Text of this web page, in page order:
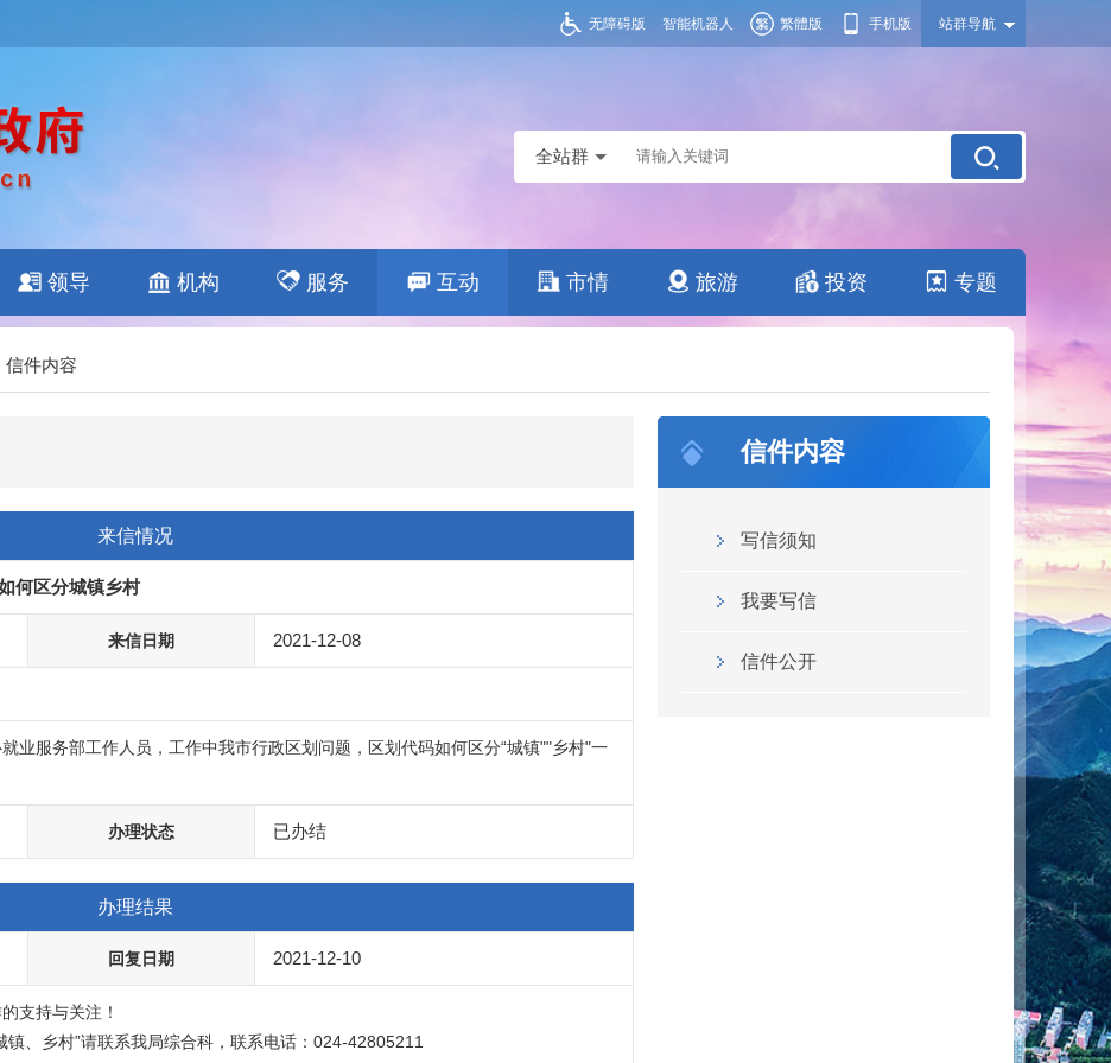
站群导航
无障碍版 智能机器人 繁體版 手机版
领导 机构 服务 互动 市情 旅游 投资 专题
全站群
信件内容
信件内容
写信须知
我要写信
信件公开
来信情况
何区分城镇乡村
来信日期 2021-12-08
业服务部工作人员，工作中我市行政区划问题，区划代码如何区分“城镇""乡村"一
办理状态 已办结
办理结果
回复日期 2021-12-10
支持与关注！
镇、乡村”请联系我局综合科，联系电话：024-42805211